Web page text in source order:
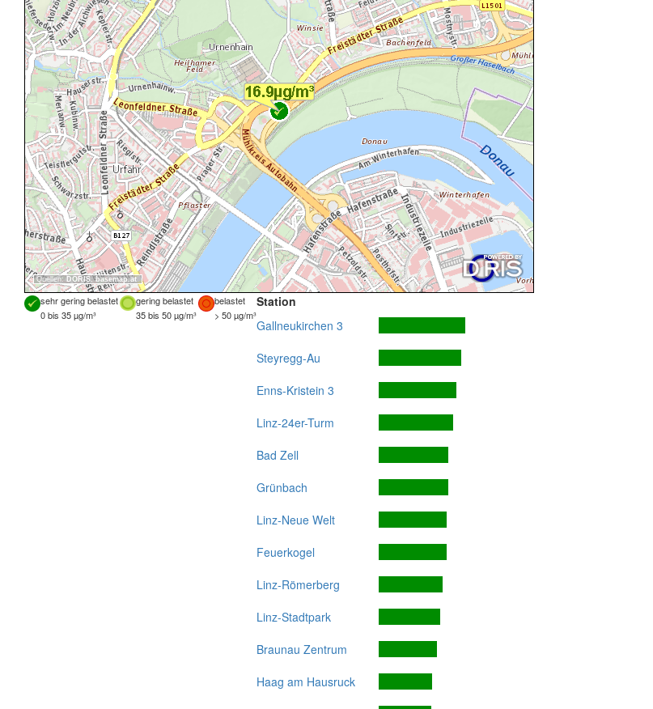
Quellen: DORIS,basemap.at
sehr gering belastet gering belastet
belastet
0 bis 35 µg/m³
35 bis 50 µg/m³ > 50 µg/m³
Station
Gallneukirchen 3
Steyregg-Au
Enns-Kristein 3
Linz-24er-Turm
Bad Zell
Grünbach
Linz-Neue Welt
Feuerkogel
Linz-Römerberg
Linz-Stadtpark
Braunau Zentrum
Haag am Hausruck